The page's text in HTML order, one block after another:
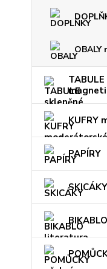
KUFRY
PAPÍRY
SKICÁKY